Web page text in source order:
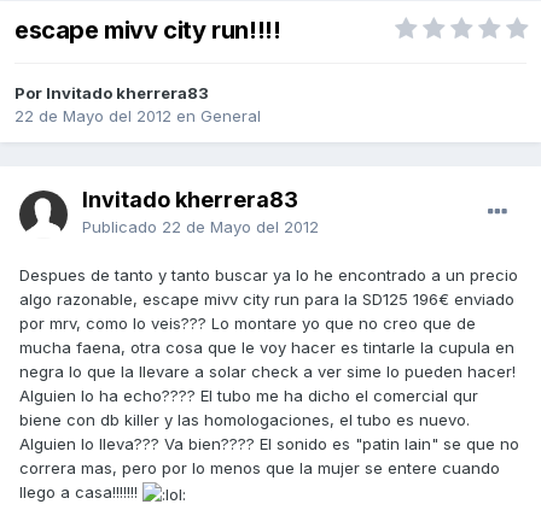
escape mivv city run!!!!
Por Invitado kherrera83
22 de Mayo del 2012 en General
Invitado kherrera83
Publicado 22 de Mayo del 2012
Despues de tanto y tanto buscar ya lo he encontrado a un precio
algo razonable, escape mivv city run para la SD125 196€ enviado
por mrv, como lo veis??? Lo montare yo que no creo que de
mucha faena, otra cosa que le voy hacer es tintarle la cupula en
negra lo que la llevare a solar check a ver sime lo pueden hacer!
Alguien lo ha echo???? El tubo me ha dicho el comercial qur
biene con db killer y las homologaciones, el tubo es nuevo.
Alguien lo lleva??? Va bien???? El sonido es "patin lain" se que no
correra mas, pero por lo menos que la mujer se entere cuando
llego a casa!!!!!!!